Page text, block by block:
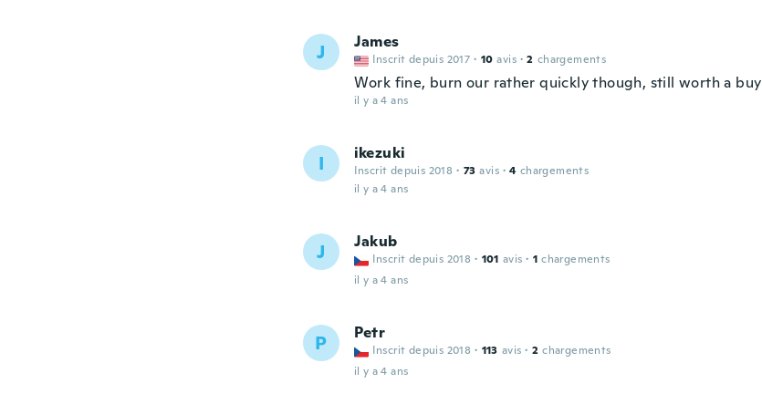
J James
Inscrit depuis 2017 · 10 avis · 2 chargements
Work fine, burn our rather quickly though, still worth a buy
il y a 4 ans
I ikezuki
Inscrit depuis 2018 · 73 avis · 4 chargements
il y a 4 ans
J Jakub
Inscrit depuis 2018 · 101 avis · 1 chargements
il y a 4 ans
P Petr
Inscrit depuis 2018 · 113 avis · 2 chargements
il y a 4 ans